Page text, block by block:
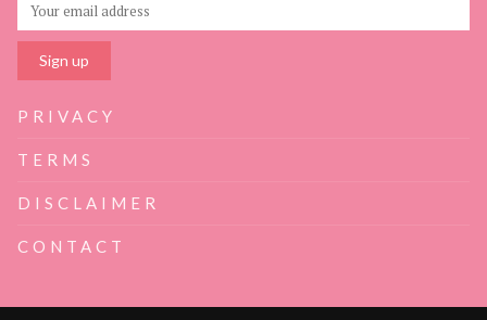
PRIVACY
TERMS
DISCLAIMER
CONTACT